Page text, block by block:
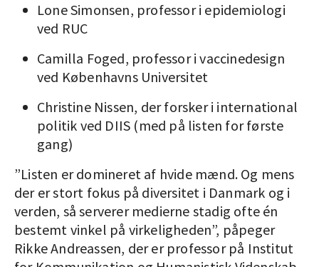
Lone Simonsen, professor i epidemiologi
ved RUC
Camilla Foged, professor i vaccinedesign
ved Københavns Universitet
Christine Nissen, der forsker i international
politik ved DIIS (med på listen for første
gang)
”Listen er domineret af hvide mænd. Og mens
der er stort fokus på diversitet i Danmark og i
verden, så serverer medierne stadig ofte én
bestemt vinkel på virkeligheden”, påpeger
Rikke Andreassen, der er professor på Institut